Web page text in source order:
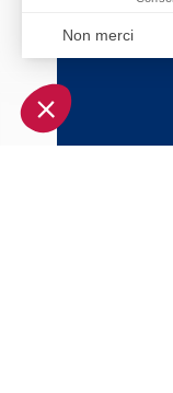
Non merci
Plateforme de
Notre plateforme